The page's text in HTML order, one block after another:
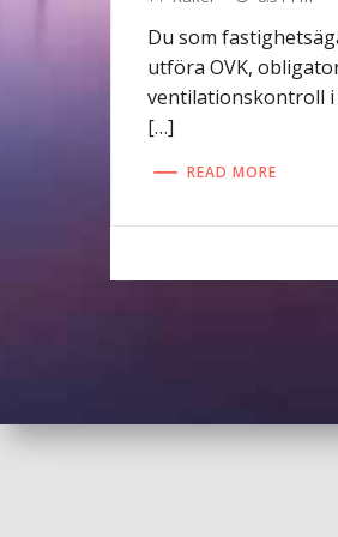
Du som
utföra OVK,
ventilationskontroll
[…]
READ MORE